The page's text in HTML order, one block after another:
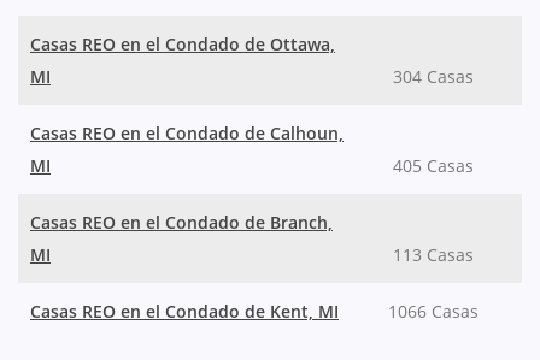
Casas REO en el Condado de Ottawa,
MI
304 Casas
Casas REO en el Condado de Calhoun,
MI
405 Casas
Casas REO en el Condado de Branch,
MI
113 Casas
Casas REO en el Condado de Kent, MI 1066 Casas